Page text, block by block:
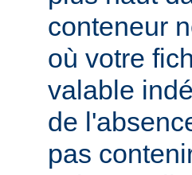
conteneur
où votre
valable
de
pas